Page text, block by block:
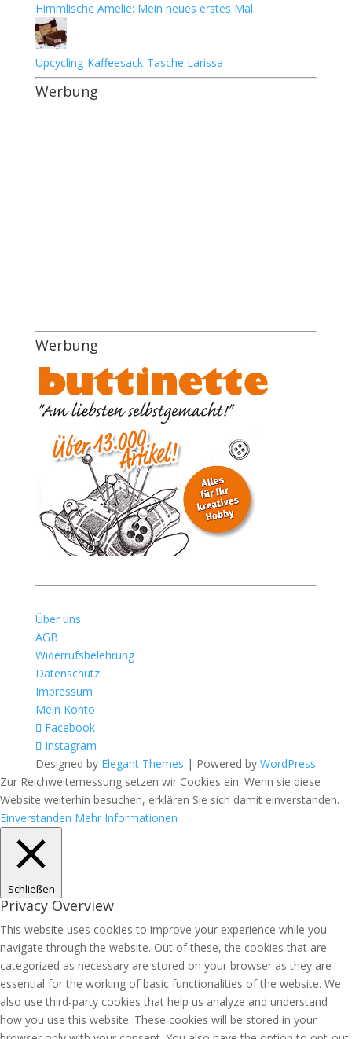
Himmlische Amelie: Mein neues erstes Mal
Upcycling-Kaffeesack-Tasche Larissa
Werbung
Werbung
Über uns
AGB
Widerrufsbelehrung
Datenschutz
Impressum
Mein Konto
Facebook
Instagram
Designed by Elegant Themes | Powered by WordPress
Zur Reichweitemessung setzen wir Cookies ein. Wenn sie diese
Website weiterhin besuchen, erklären Sie sich damit einverstanden.
Einverstanden Mehr Informationen
Schließen
Privacy Overview
This website uses cookies to improve your experience while you
navigate through the website. Out of these, the cookies that are
categorized as necessary are stored on your browser as they are
essential for the working of basic functionalities of the website. We
also use third-party cookies that help us analyze and understand
how you use this website. These cookies will be stored in your